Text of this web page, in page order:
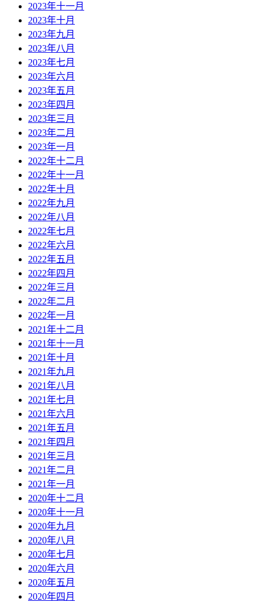
2023年十一月
2023年十月
2023年九月
2023年八月
2023年七月
2023年六月
2023年五月
2023年四月
2023年三月
2023年二月
2023年一月
2022年十二月
2022年十一月
2022年十月
2022年九月
2022年八月
2022年七月
2022年六月
2022年五月
2022年四月
2022年三月
2022年二月
2022年一月
2021年十二月
2021年十一月
2021年十月
2021年九月
2021年八月
2021年七月
2021年六月
2021年五月
2021年四月
2021年三月
2021年二月
2021年一月
2020年十二月
2020年十一月
2020年九月
2020年八月
2020年七月
2020年六月
2020年五月
2020年四月